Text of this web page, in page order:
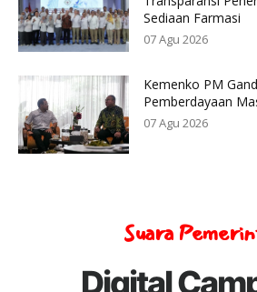
Sediaan Farmasi
07 Agu 2026
Kemenko PM
Pemberdayaan
07 Agu 2026
Suara
Digital